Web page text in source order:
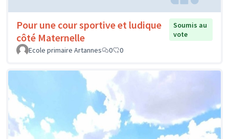
Pour une cour sportive et ludique
côté Maternelle
Soumis au
vote
Ecole primaire Artannes
0 0